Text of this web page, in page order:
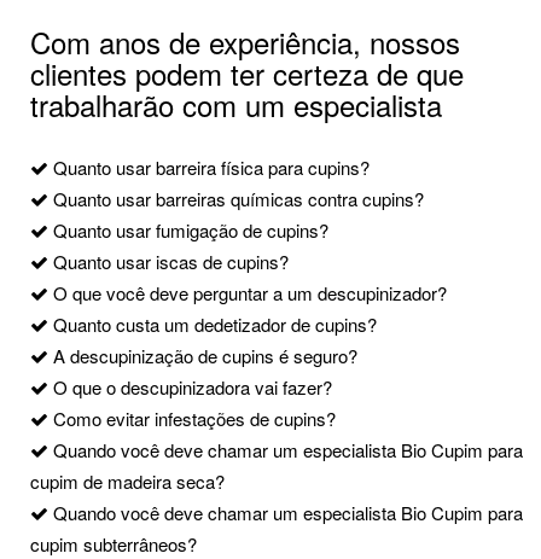
Com anos de experiência, nossos
clientes podem ter certeza de que
trabalharão com um especialista
Quanto usar barreira física para cupins?
Quanto usar barreiras químicas contra cupins?
Quanto usar fumigação de cupins?
Quanto usar iscas de cupins?
O que você deve perguntar a um descupinizador?
Quanto custa um dedetizador de cupins?
A descupinização de cupins é seguro?
O que o descupinizadora vai fazer?
Como evitar infestações de cupins?
Quando você deve chamar um especialista Bio Cupim para
cupim de madeira seca?
Quando você deve chamar um especialista Bio Cupim para
cupim subterrâneos?